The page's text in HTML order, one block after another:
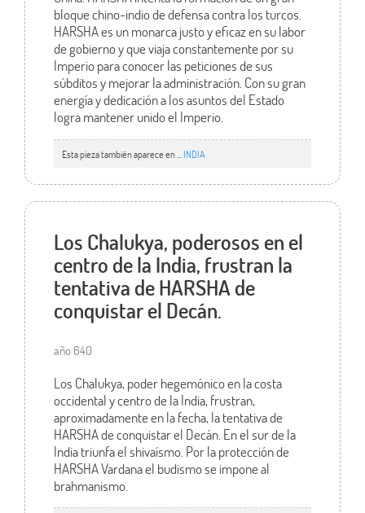
bloque chino-indio de defensa contra los turcos.
HARSHA es un monarca justo y eficaz en su labor
de gobierno y que viaja constantemente por su
Imperio para conocer las peticiones de sus
súbditos y mejorar la administración. Con su gran
energía y dedicación a los asuntos del Estado
logra mantener unido el Imperio.
Esta pieza también aparece en ... INDIA
Los Chalukya, poderosos en el
centro de la India, frustran la
tentativa de HARSHA de
conquistar el Decán.
año 640
Los Chalukya, poder hegemónico en la costa
occidental y centro de la India, frustran,
aproximadamente en la fecha, la tentativa de
HARSHA de conquistar el Decán. En el sur de la
India triunfa el shivaísmo. Por la protección de
HARSHA Vardana el budismo se impone al
brahmanismo.